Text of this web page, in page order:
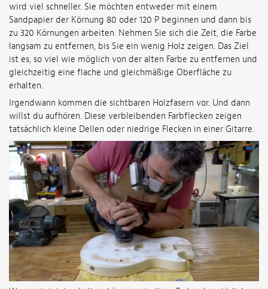
wird viel schneller. Sie möchten entweder mit einem
Sandpapier der Körnung 80 oder 120 P beginnen und dann bis
zu 320 Körnungen arbeiten. Nehmen Sie sich die Zeit, die Farbe
langsam zu entfernen, bis Sie ein wenig Holz zeigen. Das Ziel
ist es, so viel wie möglich von der alten Farbe zu entfernen und
gleichzeitig eine flache und gleichmäßige Oberfläche zu
erhalten.
Irgendwann kommen die sichtbaren Holzfasern vor. Und dann
willst du aufhören. Diese verbleibenden Farbflecken zeigen
tatsächlich kleine Dellen oder niedrige Flecken in einer Gitarre.